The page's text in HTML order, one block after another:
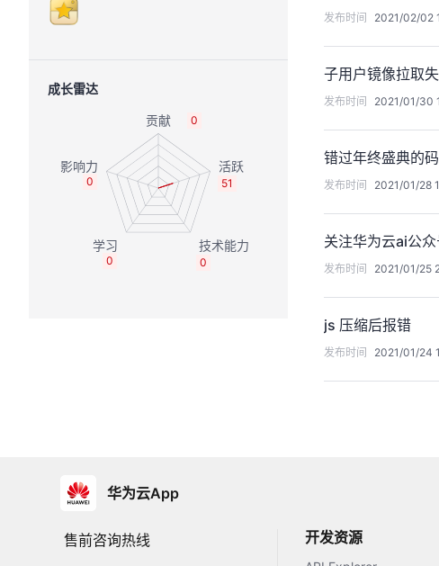
成长雷达
0
51
0
0
0
发布时间 2021/02/02
子用户镜像拉取
发布时间 2021/01/30
错过年终盛典的
发布时间 2021/01/28
关注华为云ai公
发布时间 2021/01/25
js 压缩后报错
发布时间 2021/01/24
华为云App
售前咨询热线 开发资源